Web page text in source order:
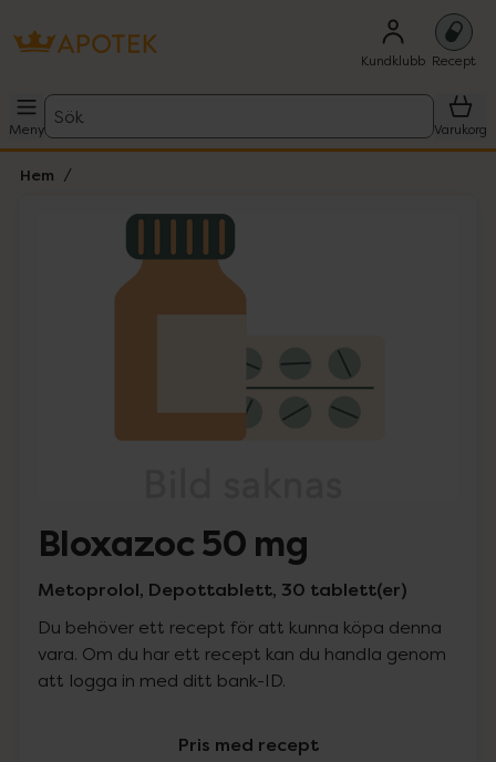
Kundklubb Recept
Meny
Sök
Varukorg
Hem
Lista: . Innehåller 1 objekt.
Bloxazoc 50 mg
Metoprolol, Depottablett, 30 tablett(er)
Du behöver ett recept för att kunna köpa denna
vara. Om du har ett recept kan du handla genom
att logga in med ditt bank-ID.
Pris med recept